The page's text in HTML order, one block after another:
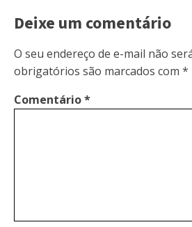
Deixe um comentário
O seu endereço de e-mail não
obrigatórios são marcados com *
Comentário*